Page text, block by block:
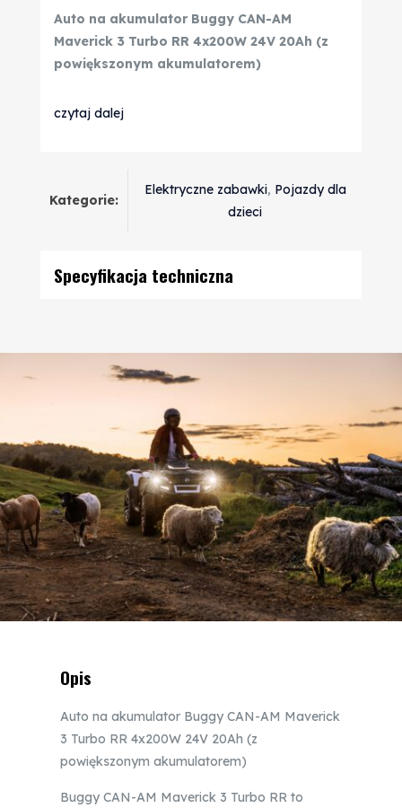
Auto na akumulator Buggy CAN-AM
Maverick 3 Turbo RR 4x200W 24V 20Ah (z
powiększonym akumulatorem)
czytaj dalej
Kategorie:
Elektryczne zabawki, Pojazdy dla
dzieci
Specyfikacja techniczna
Opis
Auto na akumulator Buggy CAN-AM Maverick
3 Turbo RR 4x200W 24V 20Ah (z
powiększonym akumulatorem)
Buggy CAN-AM Maverick 3 Turbo RR to